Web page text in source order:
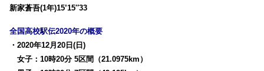
新家蒼吾(1年)15’15″33
全国高校駅伝2020年の概要
・2020年12月20日(日)
女子：10時20分 5区間（21.0975km）